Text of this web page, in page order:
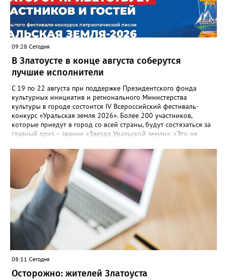
09:28 Сегодня
В Златоусте в конце августа соберутся
лучшие исполнители
С 19 по 22 августа при поддержке Президентского фонда
культурных инициатив и регионального Министерства
культуры в городе состоится IV Всероссийский фестиваль-
конкурс «Уральская земля 2026». Более 200 участников,
которые приедут в город со всей страны, будут состязаться за
главный приз – звание «Звезда Уральской земли». «Это не
прослушивания участников, мастер-классы от ведущих
наставников, выступления победителей прошлых лет и
приглашённых артистов», - сообщает оргкомитет. Вход на все
фестивальные мероприятия будет свободным. В 2025 году в
фестивале участвовали 26 финалистов из городов
Челябинской, Свердловской, Курганской, Оренбургской
областей, Ханты-Мансийского автономного округа и
Республики Башкортостан. Приглашённой звездой стал
идейный вдохновитель, организатор фестиваля, эстрадный
певец, победитель главного патриотического конкурса страны
«Солдатский конверт», лауреат премии в области культуры и
искусства «Золотая лира», участник телевизионных проектов
на Первом канале, обладатель звания «Голос страны» Алексей
Ковин.
08:11 Сегодня
Осторожно: жителей Златоуста